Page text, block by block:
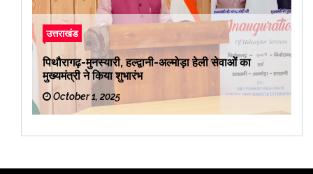
उत्तराखंड
पिथौरागढ़-मुनस्यारी, हल्द्वानी-अल्मोड़ा हेली सेवाओं का
मुख्यमंत्री ने किया शुभारंभ
October 1, 2025